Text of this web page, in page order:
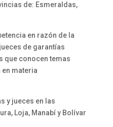
de: Esmeraldas,
en razón de la
de garantías
que conocen temas
en materia
y jueces en las
Loja, Manabí y Bolívar